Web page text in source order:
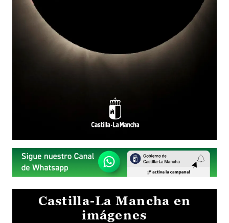
Castilla-La Mancha en
imágenes